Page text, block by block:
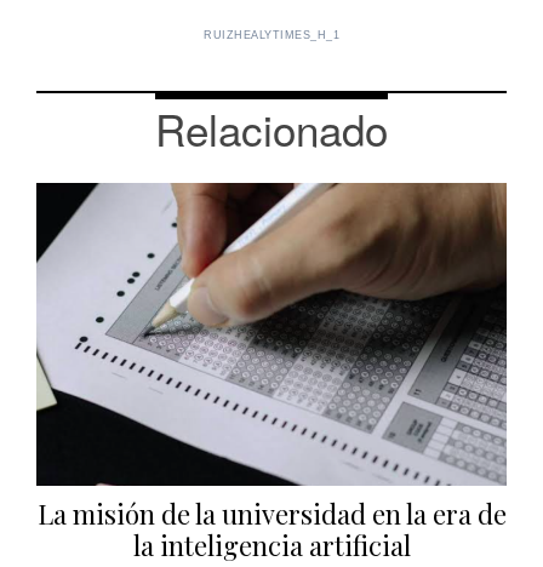
RUIZHEALYTIMES_H_1
Relacionado
La misión de la universidad en la era de
la inteligencia artificial